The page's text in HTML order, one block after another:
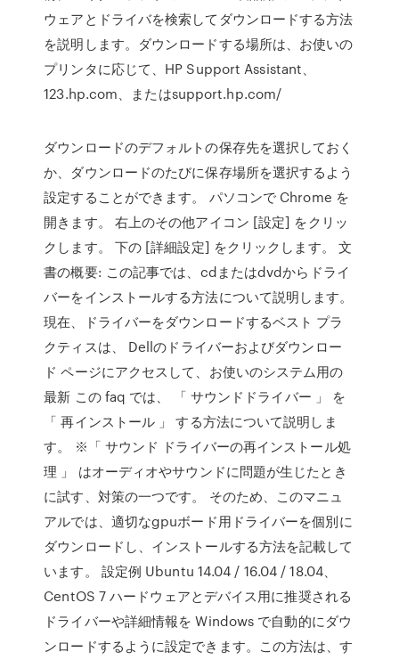
ウェアとドライバを検索してダウンロードする方法
を説明します。ダウンロードする場所は、お使いの
プリンタに応じて、HP Support Assistant、
123.hp.com、またはsupport.hp.com/
ダウンロードのデフォルトの保存先を選択しておく
か、ダウンロードのたびに保存場所を選択するよう
設定することができます。 パソコンで Chrome を
開きます。 右上のその他アイコン [設定] をクリッ
クします。 下の [詳細設定] をクリックします。 文
書の概要: この記事では、cdまたはdvdからドライ
バーをインストールする方法について説明します。
現在、ドライバーをダウンロードするベスト プラ
クティスは、 Dellのドライバーおよびダウンロー
ド ページにアクセスして、お使いのシステム用の
最新 この faq では、 「 サウンドドライバー 」 を
「 再インストール 」 する方法について説明しま
す。 ※「 サウンド ドライバーの再インストール処
理 」 はオーディオやサウンドに問題が生じたとき
に試す、対策の一つです。 そのため、このマニュ
アルでは、適切なgpuボード用ドライバーを個別に
ダウンロードし、インストールする方法を記載して
います。 設定例 Ubuntu 14.04 / 16.04 / 18.04、
CentOS 7 ハードウェアとデバイス用に推奨される
ドライバーや詳細情報を Windows で自動的にダウ
ンロードするように設定できます。この方法は、す